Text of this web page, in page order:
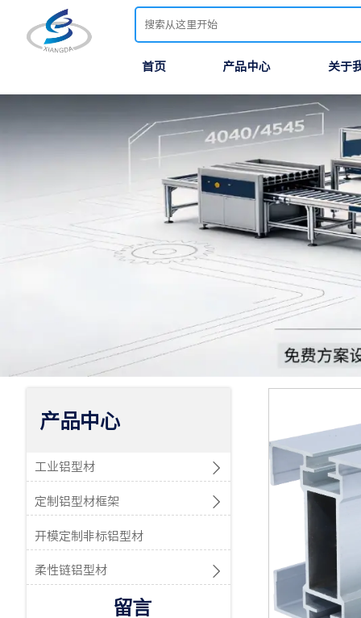
首页 产品中心 关于
产品中心
工业铝型材 
定制铝型材框架 
开模定制非标铝型材
柔性链铝型材 
留言